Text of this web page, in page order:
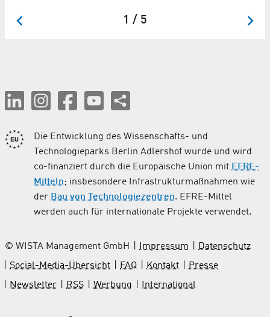
1 / 5
Die Entwicklung des Wissenschafts- und
Technologieparks Berlin Adlershof wurde und wird
co-finanziert durch die Europäische Union mit EFRE-
Mitteln; insbesondere Infrastrukturmaßnahmen wie
der Bau von Technologiezentren. EFRE-Mittel
werden auch für internationale Projekte verwendet.
© WISTA Management GmbH Impressum
Datenschutz
Social-Media-Übersicht
FAQ Kontakt
Presse
Newsletter
RSS Werbung International